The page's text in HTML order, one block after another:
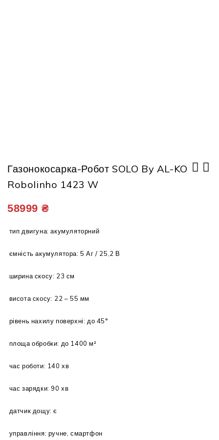
Газонокосарка-Робот SOLO By AL-KO
Robolinho 1423 W
58999 ₴
тип двигуна: акумуляторний
ємність акумулятора: 5 Аг / 25,2 В
ширина скосу: 23 см
висота скосу: 22 – 55 мм
рівень нахилу поверхні: до 45°
площа обробки: до 1400 м²
час роботи: 140 хв
час зарядки: 90 хв
датчик дощу: є
управління: ручне, смартфон